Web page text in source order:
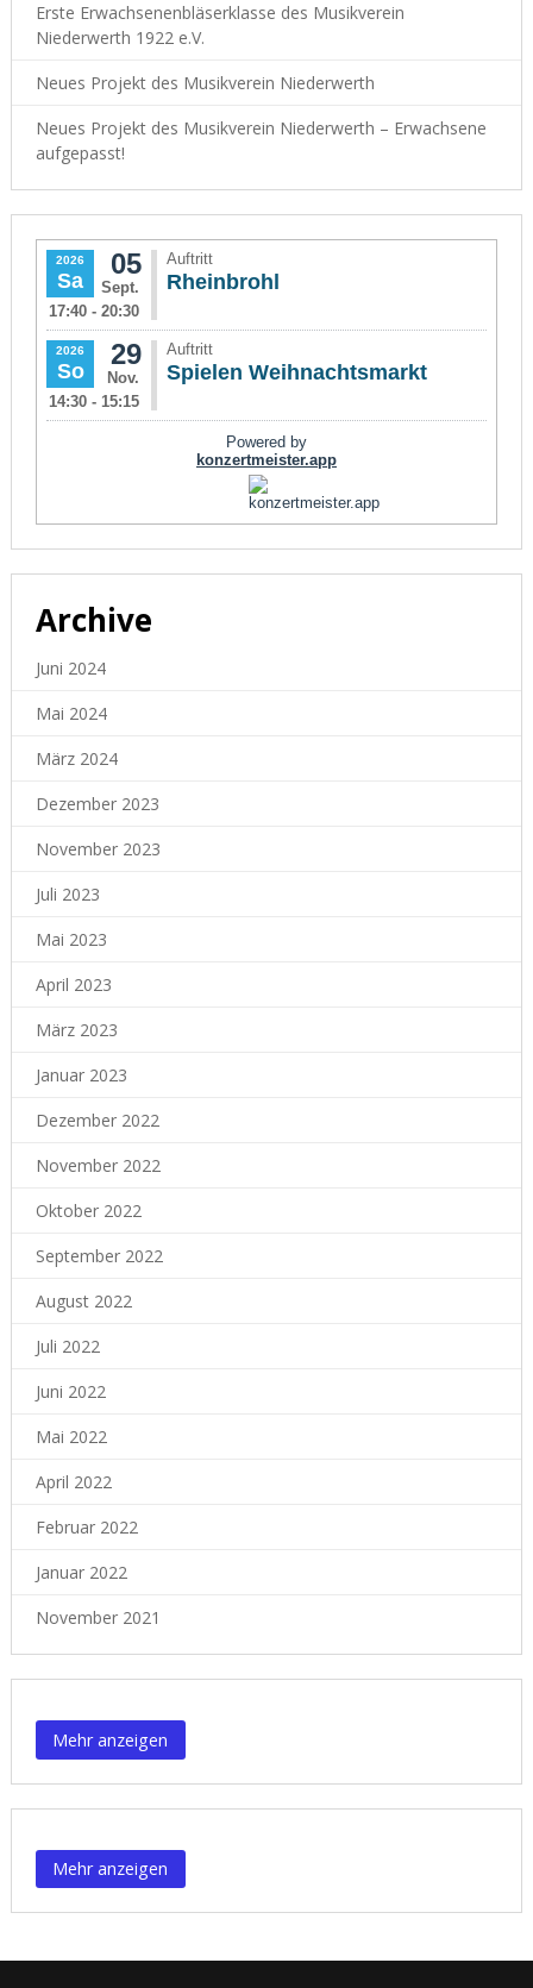
Erste Erwachsenenbläserklasse des Musikverein
Niederwerth 1922 e.V.
Neues Projekt des Musikverein Niederwerth
Neues Projekt des Musikverein Niederwerth – Erwachsene
aufgepasst!
Archive
Juni 2024
Mai 2024
März 2024
Dezember 2023
November 2023
Juli 2023
Mai 2023
April 2023
März 2023
Januar 2023
Dezember 2022
November 2022
Oktober 2022
September 2022
August 2022
Juli 2022
Juni 2022
Mai 2022
April 2022
Februar 2022
Januar 2022
November 2021
Content is collapsed. Activate the Mehr anzeigen button to
Mehr anzeigen
Mehr anzeigen